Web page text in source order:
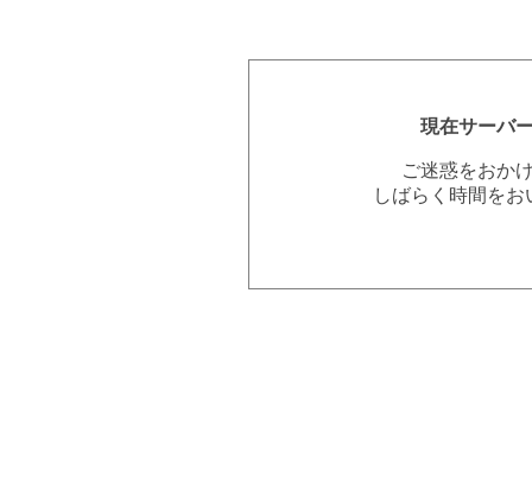
現在サーバ
ご迷惑をおか
しばらく時間を